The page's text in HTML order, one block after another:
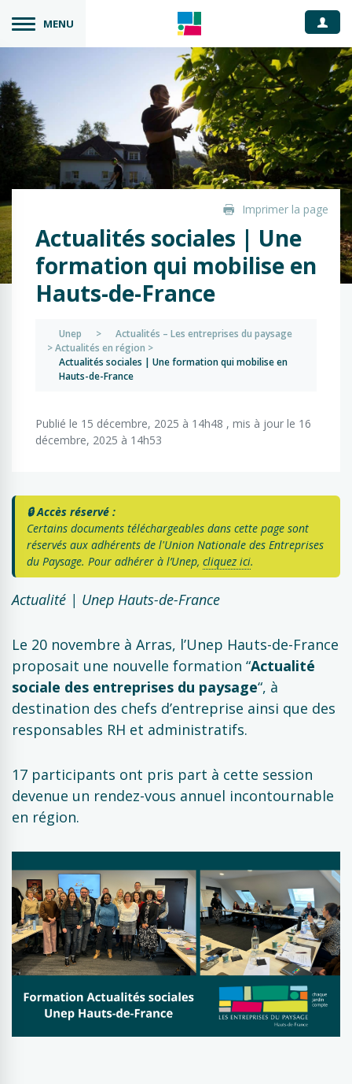
MENU
Imprimer la page
Actualités sociales | Une
formation qui mobilise en
Hauts-de-France
Unep >
Actualités – Les entreprises du paysage
>Actualités en région >
Actualités sociales | Une formation qui mobilise en
Hauts-de-France
Publié le 15 décembre, 2025 à 14h48 , mis à jour le 16
décembre, 2025 à 14h53
🔒 Accès réservé :
Certains documents téléchargeables dans cette page sont
réservés aux adhérents de l'Union Nationale des Entreprises
du Paysage. Pour adhérer à l’Unep, cliquez ici.
Actualité | Unep Hauts-de-France
Le 20 novembre à Arras, l’Unep Hauts-de-France
proposait une nouvelle formation “Actualité
sociale des entreprises du paysage“, à
destination des chefs d’entreprise ainsi que des
responsables RH et administratifs.
17 participants ont pris part à cette session
devenue un rendez-vous annuel incontournable
en région.